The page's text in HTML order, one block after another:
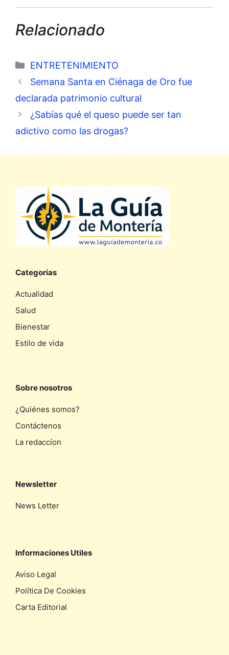
Relacionado
Categorías
ENTRETENIMIENTO
Semana Santa en Ciénaga de Oro fue
declarada patrimonio cultural
¿Sabías qué el queso puede ser tan
adictivo como las drogas?
Categorias
Actualidad
Salud
Bienestar
Estilo de vida
Sobre nosotros
¿Quiénes somos?
Contáctenos
La redaccíon
Newsletter
News Letter
Informaciones Utiles
Aviso Legal
Política De Cookies
Carta Editorial